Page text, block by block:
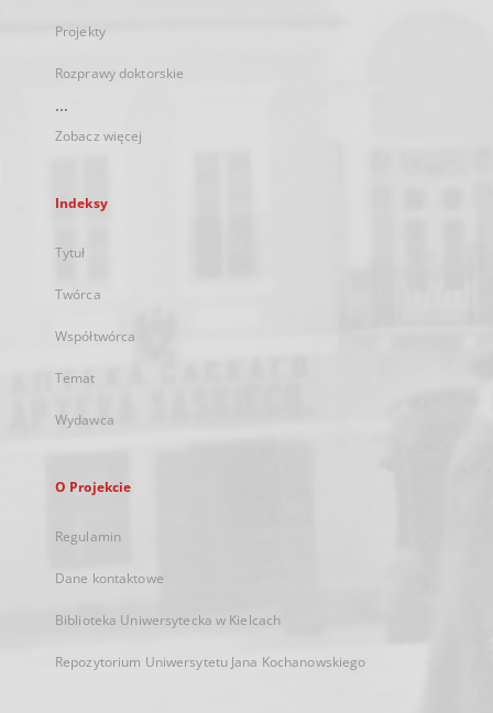
Projekty
Rozprawy doktorskie
...
Zobacz więcej
Indeksy
Tytuł
Twórca
Współtwórca
Temat
Wydawca
O Projekcie
Regulamin
Dane kontaktowe
Biblioteka Uniwersytecka w Kielcach
Repozytorium Uniwersytetu Jana Kochanowskiego